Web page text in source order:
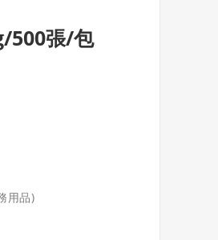
500張/包
用品)